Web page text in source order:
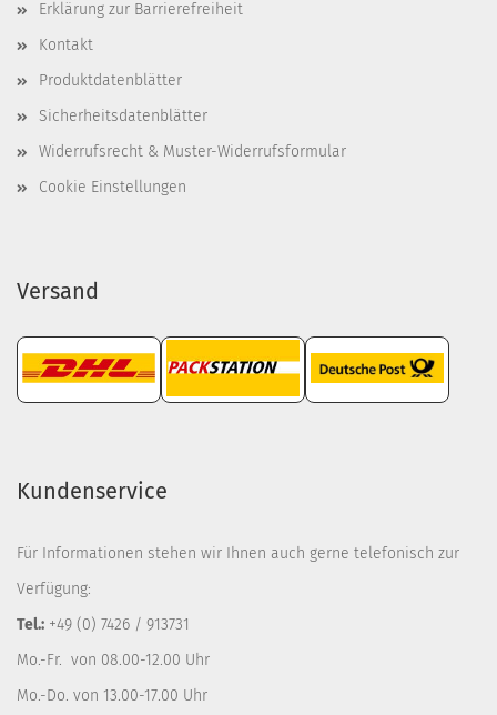
Erklärung zur Barrierefreiheit
Kontakt
Produktdatenblätter
Sicherheitsdatenblätter
Widerrufsrecht & Muster-Widerrufsformular
Cookie Einstellungen
Versand
Kundenservice
Für Informationen stehen wir Ihnen auch gerne telefonisch zur
Verfügung:
Tel.: +49 (0) 7426 / 913731
Mo.-Fr. von 08.00-12.00 Uhr
Mo.-Do. von 13.00-17.00 Uhr